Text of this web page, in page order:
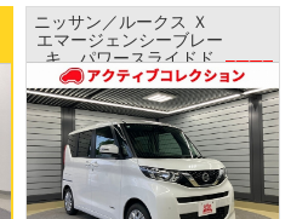
ニッサン／ルークス Ｘ
エマージェンシーブレー
キ パワースライドド
ア ナビ アラウンドビ
ューモニター ETC ス
マートキー
中古車